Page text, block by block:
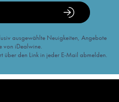
ausgewählte Neuigkeiten, Angebote
von iDealwine.
über den Link in jeder E-Mail abmelden.